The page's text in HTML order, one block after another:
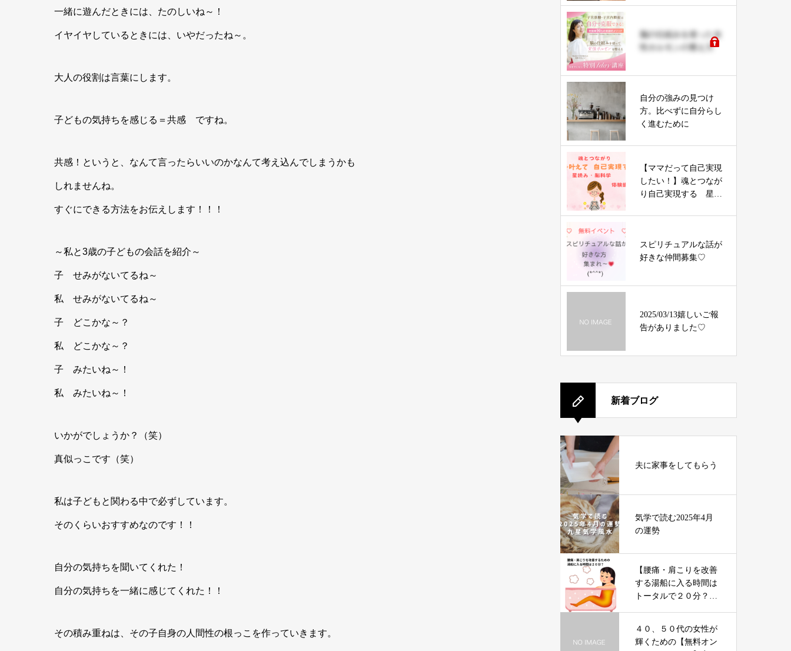
一緒に遊んだときには、たのしいね～！
イヤイヤしているときには、いやだったね～。
大人の役割は言葉にします。
子どもの気持ちを感じる＝共感 ですね。
共感！というと、なんて言ったらいいのかなんて考え込んでしまうかも
しれませんね。
すぐにできる方法をお伝えします！！！
～私と3歳の子どもの会話を紹介～
子 せみがないてるね～
私 せみがないてるね～
子 どこかな～？
私 どこかな～？
子 みたいね～！
私 みたいね～！
いかがでしょうか？（笑）
真似っこです（笑）
私は子どもと関わる中で必ずしています。
そのくらいおすすめなのです！！
自分の気持ちを聞いてくれた！
自分の気持ちを一緒に感じてくれた！！
その積み重ねは、その子自身の人間性の根っこを作っていきます。
脳の仕組みを使った女
性ホルモンの整え方
自分の強みの見つけ
方。比べずに自分らし
く進むために
【ママだって自己実現
したい！】魂とつなが
り自己実現する 星読
スピリチュアルな話が
好きな仲間募集♡
2025/03/13嬉しいご報
告がありました♡
新着ブログ
夫に家事をしてもらう
気学で読む2025年4月
の運勢
【腰痛・肩こりを改善
する湯船に入る時間は
トータルで２０分？】
４０、５０代の女性が
輝くための【無料オン